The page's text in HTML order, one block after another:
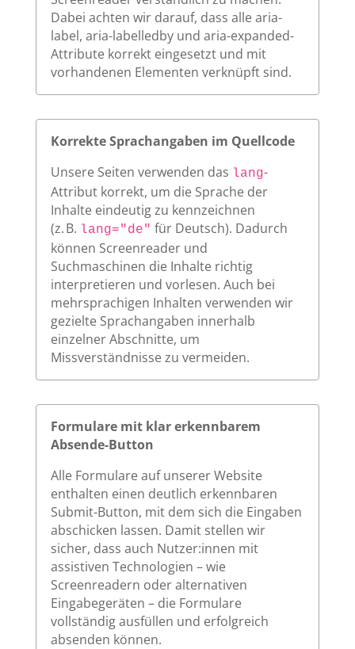
Dabei achten wir darauf, dass alle aria-
label, aria-labelledby und aria-expanded-
Attribute korrekt eingesetzt und mit
vorhandenen Elementen verknüpft sind.
Korrekte Sprachangaben im Quellcode
Unsere Seiten verwenden das lang-
Attribut korrekt, um die Sprache der
Inhalte eindeutig zu kennzeichnen
(z. B. lang="de" für Deutsch). Dadurch
können Screenreader und
Suchmaschinen die Inhalte richtig
interpretieren und vorlesen. Auch bei
mehrsprachigen Inhalten verwenden wir
gezielte Sprachangaben innerhalb
einzelner Abschnitte, um
Missverständnisse zu vermeiden.
Formulare mit klar erkennbarem
Absende-Button
Alle Formulare auf unserer Website
enthalten einen deutlich erkennbaren
Submit-Button, mit dem sich die Eingaben
abschicken lassen. Damit stellen wir
sicher, dass auch Nutzer:innen mit
assistiven Technologien – wie
Screenreadern oder alternativen
Eingabegeräten – die Formulare
vollständig ausfüllen und erfolgreich
absenden können.